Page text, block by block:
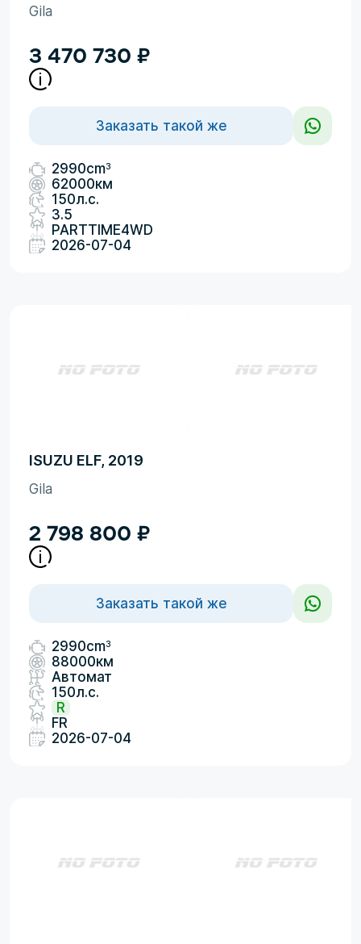
Gila
3 470 730 ₽
Заказать такой же
2990cm3
62000км
150л.с.
3.5
PARTTIME4WD
2026-07-04
ISUZU ELF, 2019
Gila
2 798 800 ₽
Заказать такой же
2990cm3
88000км
Автомат
150л.с.
R
FR
2026-07-04